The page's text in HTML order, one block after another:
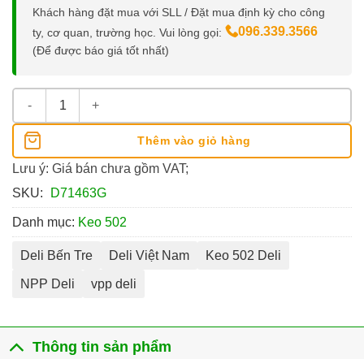
Khách hàng đặt mua với SLL / Đặt mua định kỳ cho công
ty, cơ quan, trường học. Vui lòng gọi:
096.339.3566
(Để được báo giá tốt nhất)
Keo 502 Deli Tuýp 3G số lượng
Thêm vào giỏ hàng
Lưu ý: Giá bán chưa gồm VAT;
SKU:
D71463G
Danh mục: Keo 502
Deli Bến Tre Deli Việt Nam Keo 502 Deli
NPP Deli vpp deli
Thông tin sản phẩm